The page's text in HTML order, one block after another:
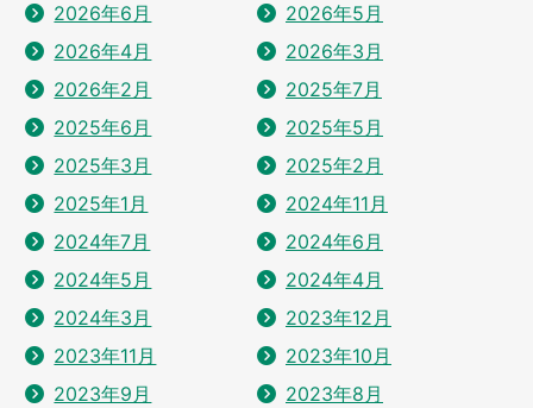
2026年6月
2026年5月
2026年4月
2026年3月
2026年2月
2025年7月
2025年6月
2025年5月
2025年3月
2025年2月
2025年1月
2024年11月
2024年7月
2024年6月
2024年5月
2024年4月
2024年3月
2023年12月
2023年11月
2023年10月
2023年9月
2023年8月